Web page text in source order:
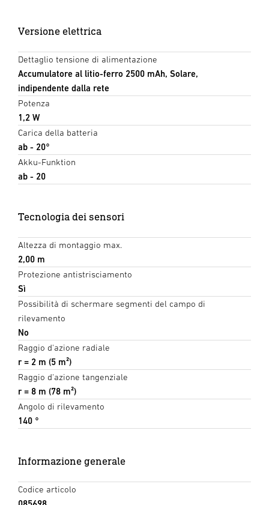
Versione elettrica
Dettaglio tensione di alimentazione
Accumulatore al litio-ferro 2500 mAh, Solare,
indipendente dalla rete
Potenza
1,2 W
Carica della batteria
ab - 20°
Akku-Funktion
ab - 20
Tecnologia dei sensori
Altezza di montaggio max.
2,00 m
Protezione antistrisciamento
Sì
Possibilità di schermare segmenti del campo di
rilevamento
No
Raggio d'azione radiale
r = 2 m (5 m²)
Raggio d'azione tangenziale
r = 8 m (78 m²)
Angolo di rilevamento
140 °
Informazione generale
Codice articolo